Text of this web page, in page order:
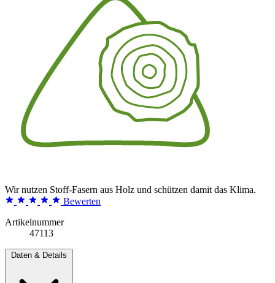
Wir nutzen Stoff-Fasern aus Holz und schützen damit das Klima.
Bewerten
Artikelnummer
47113
Daten & Details